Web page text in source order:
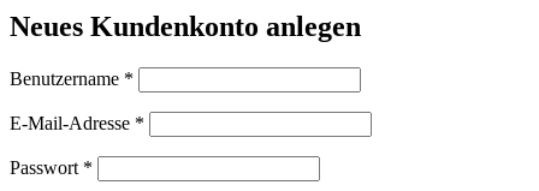
Neues Kundenkonto anlegen
Benutzername *
E-Mail-Adresse *
Passwort *